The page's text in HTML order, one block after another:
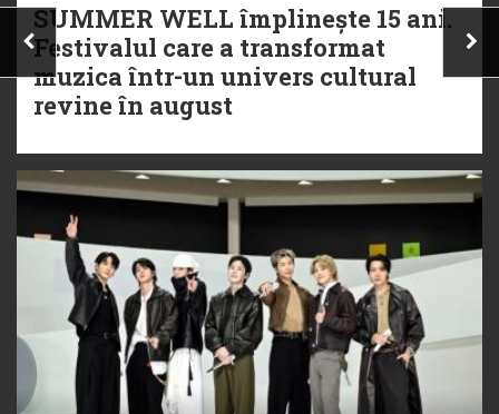
SUMMER WELL împlinește 15 ani.
Festivalul care a transformat
muzica într-un univers cultural
revine în august